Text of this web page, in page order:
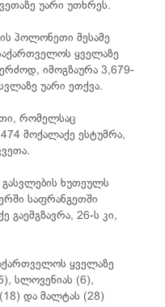
უარი უთხრეს.
პოლონეთი მესამე
ყველაზე
იმოგზაურა 3,679-
უარი ეთქვა.
რომელსაც
მოქალაქე ესტუმრა,
ხუთეულს
საფრანგეთში
გაემგზავრა, 26-ს კი,
ყველაზე
სლოვენიას (6),
და მალტას (28)